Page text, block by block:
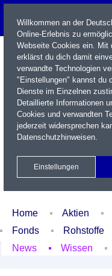
Name / WKN / ISIN / Kürzel
Xetra Realtime
Home Aktien
Fonds
Rohstoffe
News
Wissen
Willkommen an der
Online-Erlebnis zu
Webseite Cookies ein. Mit
erklärst du dich damit
verwandte Technologien
"Einstellungen" kannst du
Dienste im Einzelnen
Detaillierte Informationen
Cookies und verwandten
jederzeit widersprechen
Datenschutzhinweisen.
Einstellungen